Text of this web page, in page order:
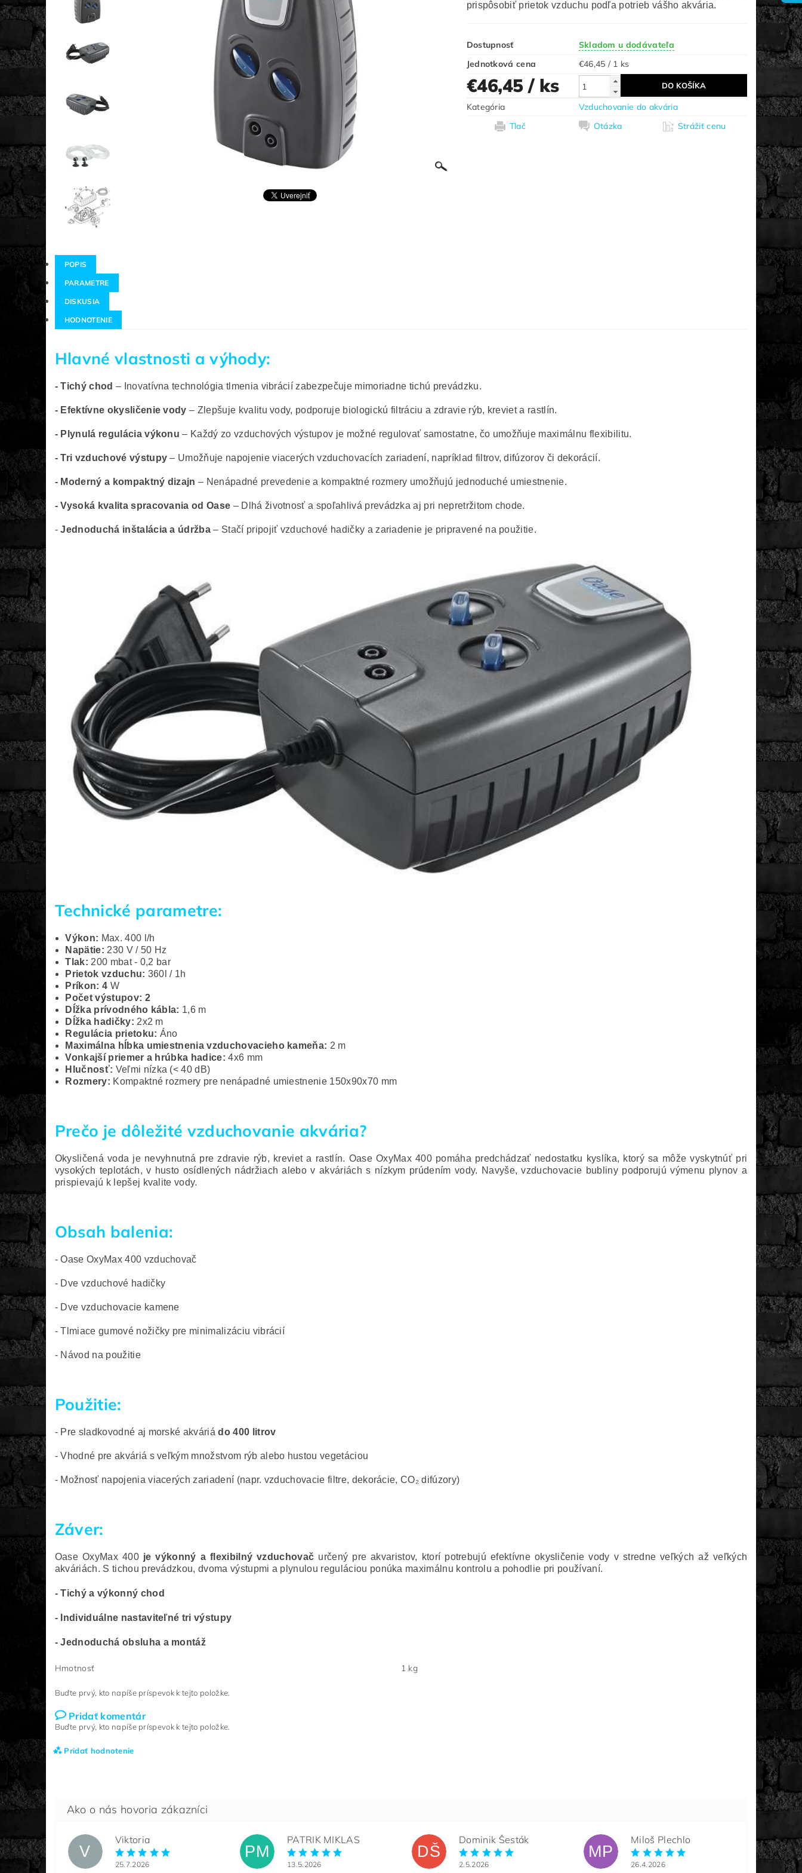
prispôsobiť prietok vzduchu podľa potrieb vášho akvária.
Dostupnosť
Skladom u dodávateľa
Jednotková cena
€46,45 / 1 ks
€46,45/ ks
Kategória
Vzduchovanie do akvária
Tlač
Otázka Strážiť cenu
POPIS
PARAMETRE
DISKUSIA
HODNOTENIE
Hlavné vlastnosti a výhody:
- Tichý chod – Inovatívna technológia tlmenia vibrácií zabezpečuje mimoriadne tichú prevádzku.
- Efektívne okysličenie vody – Zlepšuje kvalitu vody, podporuje biologickú filtráciu a zdravie rýb, kreviet a rastlín.
- Plynulá regulácia výkonu – Každý zo vzduchových výstupov je možné regulovať samostatne, čo umožňuje maximálnu flexibilitu.
- Tri vzduchové výstupy – Umožňuje napojenie viacerých vzduchovacích zariadení, napríklad filtrov, difúzorov či dekorácií.
- Moderný a kompaktný dizajn – Nenápadné prevedenie a kompaktné rozmery umožňujú jednoduché umiestnenie.
- Vysoká kvalita spracovania od Oase – Dlhá životnosť a spoľahlivá prevádzka aj pri nepretržitom chode.
-Jednoduchá inštalácia a údržba – Stačí pripojiť vzduchové hadičky a zariadenie je pripravené na použitie.
Technické parametre:
Výkon: Max. 400 l/h
Napätie: 230 V / 50 Hz
Tlak: 200 mbat - 0,2 bar
Prietok vzduchu: 360l / 1h
Príkon: 4 W
Počet výstupov: 2
D ĺžka prívodného kábla: 1,6 m
Dĺžka hadičky: 2x2 m
Regulácia prietoku: Áno
Maximálna h bka umiestnenia vzduchovacieho kameňa: 2 m
Vonkajší priemer a hrúbka hadice: 4x6 mm
Hlučnosť: Veľmi nízka (< 40 dB)
Rozmery: Kompaktné rozmery pre nenápadné umiestnenie 150x90x70 mm
Prečo je dôležité vzduchovanie akvária?
Okysličená voda je nevyhnutná pre zdravie rýb, kreviet a rastlín. Oase OxyMax 400 pomáha predchádzať nedostatku kyslíka, ktorý sa môže vyskytnúť pri
vysokých teplotách, v husto osídlených nádržiach alebo v akváriách s nízkym prúdením vody. Navyše, vzduchovacie bubliny podporujú výmenu plynov a
prispievajú k lepšej kvalite vody.
Obsah balenia:
- Oase OxyMax 400 vzduchovač
- Dve vzduchové hadičky
- Dve vzduchovacie kamene
- Tlmiace gumové nožičky pre minimalizáciu vibrácií
- Návod na použitie
Použitie:
- Pre sladkovodné aj morské akváriádo 400 litrov
- Vhodné pre akváriá s veľkým množstvom rýb alebo hustou vegetáciou
- Možnosť napojenia viacerých zariadení (napr. vzduchovacie filtre, dekorácie, CO₂ difúzory)
Záver:
Oase OxyMax 400 je výkonný a flexibilný vzduchovač určený pre akvaristov, ktorí potrebujú efektívne okysličenie vody v stredne veľkých až veľkých
akváriách. S tichou prevádzkou, dvoma výstupmi a plynulou reguláciou ponúka maximálnu kontrolu a pohodlie pri používaní.
- Tichý a výkonný chod
- Individuálne nastaviteľné tri výstupy
- Jednoduchá obsluha a montáž
Hmotnosť 1 kg
Buďte prvý, kto napíše príspevok k tejto položke.
Pridať komentár
Buďte prvý, kto napíše príspevok k tejto položke.
Pridať hodnotenie
V
Viktoria
25.7.2026
PM
PATRIK MIKLAS
13.5.2026
DŠ
Dominik Šesták
2.5.2026
MP
Miloš Plechlo
26.4.2026